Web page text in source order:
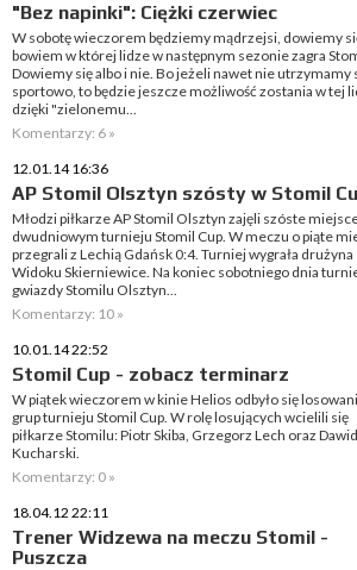
"Bez napinki": Ciężki czerwiec
W sobotę wieczorem będziemy mądrzejsi, dowiemy
bowiem w której lidze w następnym sezonie zagra
Dowiemy się albo i nie. Bo jeżeli nawet nie utrzymamy
sportowo, to będzie jeszcze możliwość zostania w tej
dzięki "zielonemu...
Komentarzy: 6 »
12.01.14 16:36
AP Stomil Olsztyn szósty w Stomil
Młodzi piłkarze AP Stomil Olsztyn zajęli szóste
dwudniowym turnieju Stomil Cup. W meczu o piąte
przegrali z Lechią Gdańsk 0:4. Turniej wygrała drużyna
Widoku Skierniewice. Na koniec sobotniego dnia
gwiazdy Stomilu Olsztyn...
Komentarzy: 10 »
10.01.14 22:52
Stomil Cup - zobacz terminarz
W piątek wieczorem w kinie Helios odbyło się
grup turnieju Stomil Cup. W rolę losujących wcielili się
piłkarze Stomilu: Piotr Skiba, Grzegorz Lech oraz Dawid
Kucharski.
Komentarzy: 0 »
18.04.12 22:11
Trener Widzewa na meczu Stomil -
Puszcza